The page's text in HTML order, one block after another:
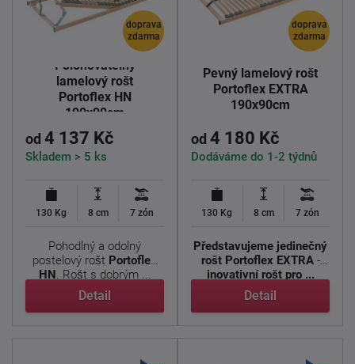
doprava
zdarma
Polohovatelný
lamelový rošt
Portoflex HN
190x90cm
od 4 137 Kč
Skladem > 5 ks
130 Kg 8 cm 7 zón
Pohodlný a odolný
postelový rošt Portoflex
HN. Rošt s dobrým ...
Detail
doprava
zdarma
Pevný lamelový rošt
Portoflex EXTRA
190x90cm
od 4 180 Kč
Dodáváme do 1-2 týdnů
130 Kg 8 cm 7 zón
Představujeme jedinečný
rošt Portoflex EXTRA-
inovativní rošt pro ...
Detail